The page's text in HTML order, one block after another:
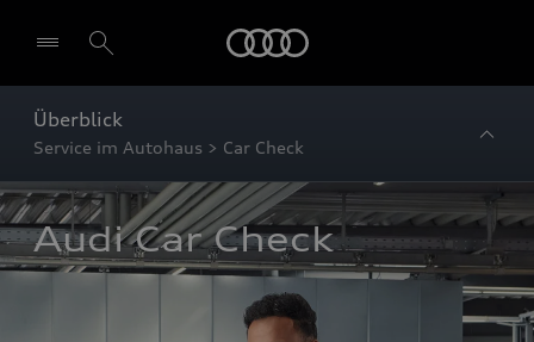
Überblick
Service im Autohaus > Car Check
Audi Car Check